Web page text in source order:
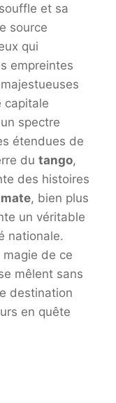
et sa
source
qui
empreintes
capitale
spectre
étendues de
du tango,
des histoires
mate, bien plus
un véritable
nationale.
de ce
mêlent sans
destination
en quête